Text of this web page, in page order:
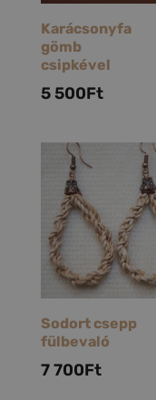
Karácsonyfa
gömb
csipkével
5 500Ft
Sodort csepp
fülbevaló
7 700Ft